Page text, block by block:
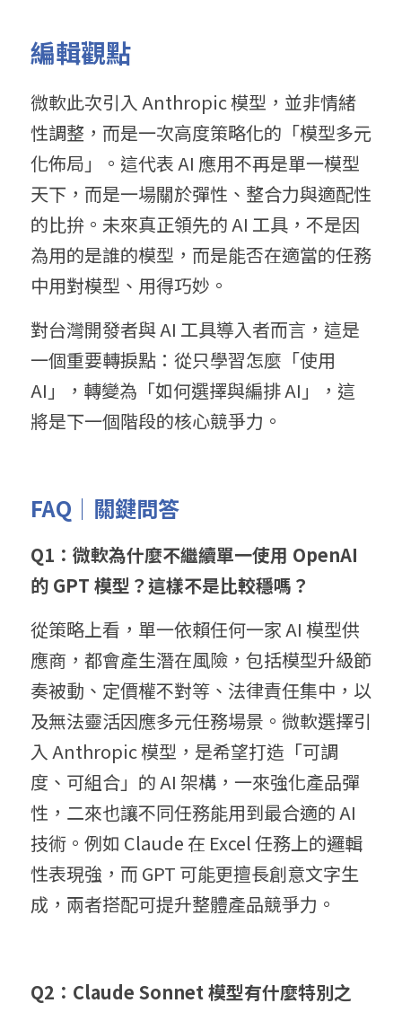
編輯觀點
微軟此次引入 Anthropic 模型，並非情緒
性調整，而是一次高度策略化的「模型多元
化佈局」。這代表 AI 應用不再是單一模型
天下，而是一場關於彈性、整合力與適配性
的比拚。未來真正領先的 AI 工具，不是因
為用的是誰的模型，而是能否在適當的任務
中用對模型、用得巧妙。
對台灣開發者與 AI 工具導入者而言，這是
一個重要轉捩點：從只學習怎麼「使用
AI」，轉變為「如何選擇與編排 AI」，這
將是下一個階段的核心競爭力。
FAQ｜關鍵問答
Q1：微軟為什麼不繼續單一使用 OpenAI
的 GPT 模型？這樣不是比較穩嗎？
從策略上看，單一依賴任何一家 AI 模型供
應商，都會產生潛在風險，包括模型升級節
奏被動、定價權不對等、法律責任集中，以
及無法靈活因應多元任務場景。微軟選擇引
入 Anthropic 模型，是希望打造「可調
度、可組合」的 AI 架構，一來強化產品彈
性，二來也讓不同任務能用到最合適的 AI
技術。例如 Claude 在 Excel 任務上的邏輯
性表現強，而 GPT 可能更擅長創意文字生
成，兩者搭配可提升整體產品競爭力。
Q2：Claude Sonnet 模型有什麼特別之